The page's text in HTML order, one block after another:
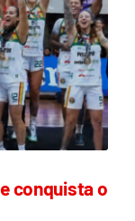
conquista o